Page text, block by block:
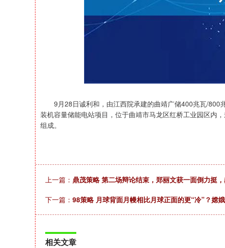
9月28日诚利和，由江西院承建的曲靖广储400兆瓦/800
装机容量储能电站项目，位于曲靖市马龙区红桥工业园区内
组成。
上一篇： 鼎茂策略 第二场辩论结束，郑丽文获一面倒力挺
下一篇： 98策略 月球背面月幔相比月球正面的更“冷”？嫦
相关文章